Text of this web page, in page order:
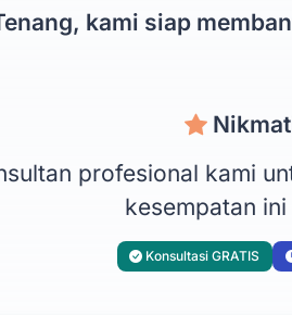
kami siap
profesional kami
kesempatan
Konsultasi GRATIS